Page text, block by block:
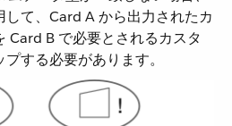
て、Card A から出力されたカ
Card B で必要とされるカスタ
する必要があります。